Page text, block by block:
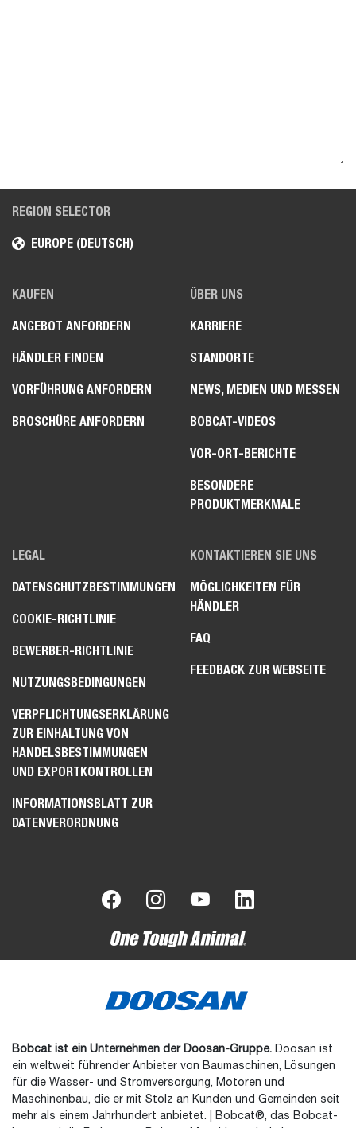
REGION SELECTOR
EUROPE (DEUTSCH)
KAUFEN
ANGEBOT ANFORDERN
HÄNDLER FINDEN
VORFÜHRUNG ANFORDERN
BROSCHÜRE ANFORDERN
ÜBER UNS
KARRIERE
STANDORTE
NEWS, MEDIEN UND MESSEN
BOBCAT-VIDEOS
VOR-ORT-BERICHTE
BESONDERE
PRODUKTMERKMALE
LEGAL
DATENSCHUTZBESTIMMUNGEN
COOKIE-RICHTLINIE
BEWERBER-RICHTLINIE
NUTZUNGSBEDINGUNGEN
VERPFLICHTUNGSERKLÄRUNG
ZUR EINHALTUNG VON
HANDELSBESTIMMUNGEN
UND EXPORTKONTROLLEN
INFORMATIONSBLATT ZUR
DATENVERORDNUNG
KONTAKTIEREN SIE UNS
MÖGLICHKEITEN FÜR
HÄNDLER
FAQ
FEEDBACK ZUR WEBSEITE
Bobcat ist ein Unternehmen der Doosan-Gruppe. Doosan ist
ein weltweit führender Anbieter von Baumaschinen, Lösungen
für die Wasser- und Stromversorgung, Motoren und
Maschinenbau, die er mit Stolz an Kunden und Gemeinden seit
mehr als einem Jahrhundert anbietet. | Bobcat®, das Bobcat-